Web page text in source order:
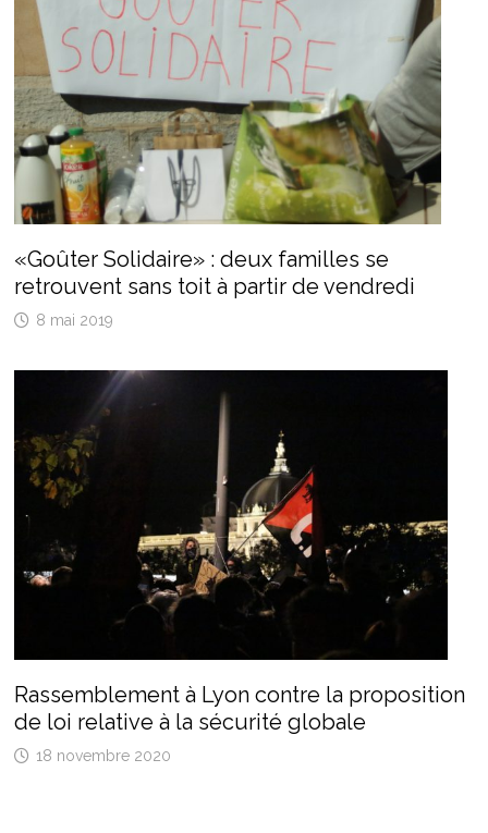
«Goûter Solidaire» : deux familles se
retrouvent sans toit à partir de vendredi
8 mai 2019
Rassemblement à Lyon contre la proposition
de loi relative à la sécurité globale
18 novembre 2020